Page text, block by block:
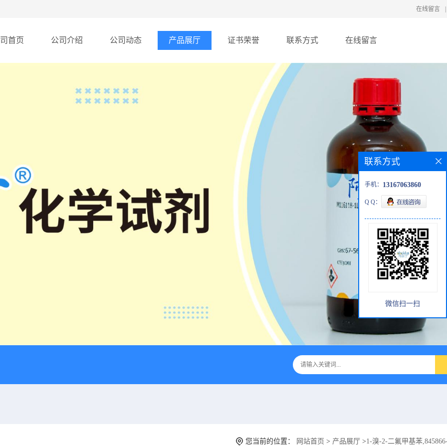
在线留言
首页 公司介绍 公司动态 产品展厅 证书荣誉 联系方式 在线留言
您当前的位置： 网站首页 > 产品展厅 >1-溴-2-二氟甲基苯
联系方式
手机： 13167063860
Q Q：
微信扫一扫